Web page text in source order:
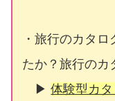
・旅行のカタ
たか？旅行のカ
▶体験型カタ